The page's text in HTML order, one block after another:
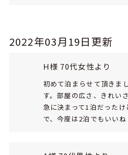
2022年03月19日更新
H様 70代女性より
初めて泊まらせて頂きま
す。部屋の広さ、きれい
急に決まって1泊だった
で、今度は2泊でもいいね